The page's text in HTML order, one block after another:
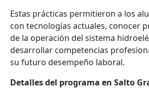
Estas prácticas permitieron a los
con tecnologías actuales, conocer
de la operación del sistema
desarrollar competencias
su futuro desempeño laboral.
Detalles del programa en Salto